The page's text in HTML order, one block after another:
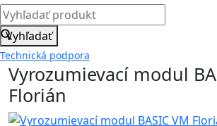
Vyhľadať
Technická podpora
Vyrozumievací modul
Florián